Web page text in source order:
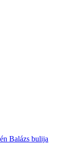
Balázs bulija